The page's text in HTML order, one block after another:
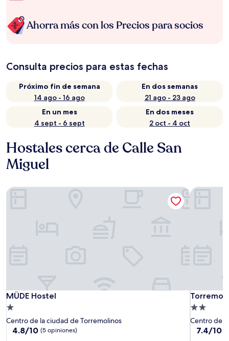
Ahorra más con los Precios para socios
Consulta precios para estas fechas
Próximo fin de semana
14 ago - 16 ago
En dos semanas
21 ago - 23 ago
En un mes
4 sept - 6 sept
En dos meses
2 oct - 4 oct
Hostales cerca de Calle San
Miguel
MÜDE Hostel
MÜDE Hostel
Propiedad
de
1.0
Centro de la ciudad de Torremolinos
4.8
4.8/10 (5 opiniones)
MÜDE Hostel
Propiedad
de
2.0
Centro de
7.4
7.4/10